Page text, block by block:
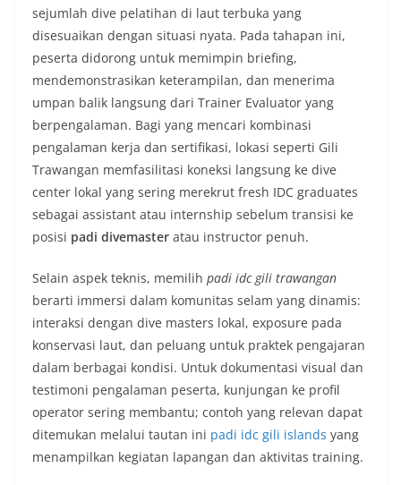
sejumlah dive pelatihan di laut terbuka yang
disesuaikan dengan situasi nyata. Pada tahapan ini,
peserta didorong untuk memimpin briefing,
mendemonstrasikan keterampilan, dan menerima
umpan balik langsung dari Trainer Evaluator yang
berpengalaman. Bagi yang mencari kombinasi
pengalaman kerja dan sertifikasi, lokasi seperti Gili
Trawangan memfasilitasi koneksi langsung ke dive
center lokal yang sering merekrut fresh IDC graduates
sebagai assistant atau internship sebelum transisi ke
posisi padi divemaster atau instructor penuh.
Selain aspek teknis, memilih padi idc gili trawangan
berarti immersi dalam komunitas selam yang dinamis:
interaksi dengan dive masters lokal, exposure pada
konservasi laut, dan peluang untuk praktek pengajaran
dalam berbagai kondisi. Untuk dokumentasi visual dan
testimoni pengalaman peserta, kunjungan ke profil
operator sering membantu; contoh yang relevan dapat
ditemukan melalui tautan ini padi idc gili islands yang
menampilkan kegiatan lapangan dan aktivitas training.